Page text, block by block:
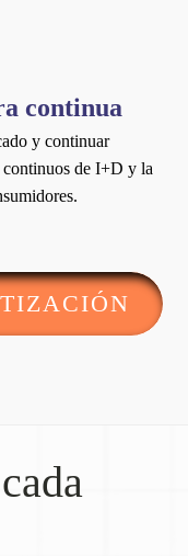
continua
y continuar
continuos de I+D y la